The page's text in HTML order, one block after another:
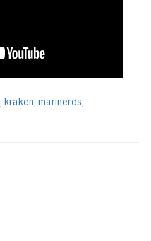
, kraken, marineros,